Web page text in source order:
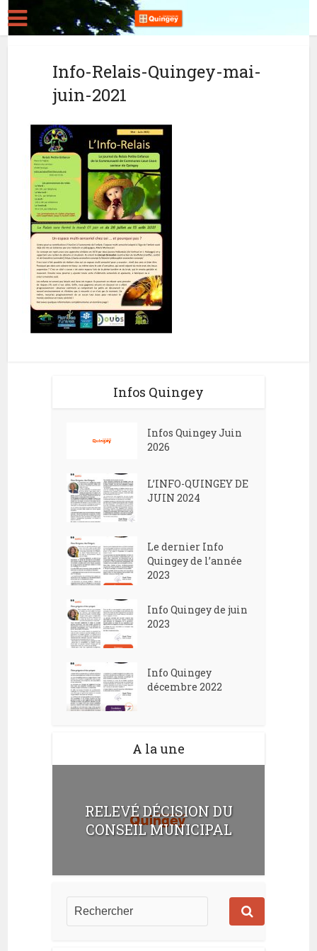
Info-Relais-Quingey-mai-
juin-2021
Infos Quingey
Infos Quingey Juin
2026
L’INFO-QUINGEY DE
JUIN 2024
Le dernier Info
Quingey de l’année
2023
Info Quingey de juin
2023
Info Quingey
décembre 2022
A la une
RELEVÉ DÉCISION DU
CONSEIL MUNICIPAL